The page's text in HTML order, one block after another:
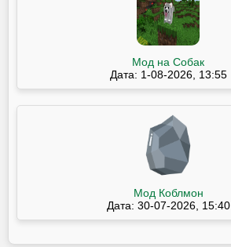
Мод на Собак
Дата: 1-08-2026, 13:55
Мод Коблмон
Дата: 30-07-2026, 15:40